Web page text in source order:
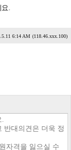
요.
6:14 AM (118.46.xxx.100)